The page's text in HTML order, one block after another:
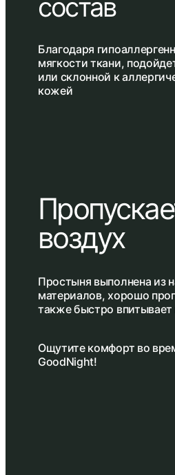
состав
Благодаря
мягкости ткани,
или склонной к
кожей
воздух
Простыня выполнена из
материалов, хорошо
также быстро впитывает
Ощутите комфорт во
GoodNight!